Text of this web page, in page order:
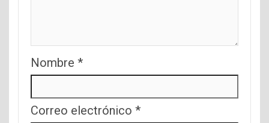
Nombre *
Correo electrónico *